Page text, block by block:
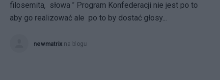
filosemita, słowa " Program Konfederacji nie jest po to
aby go realizować ale po to by dostać głosy...
newmatrix na blogu